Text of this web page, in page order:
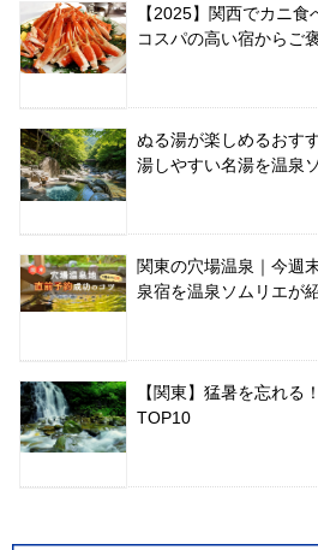
【2025】関西でカニ食
コスパの高い宿からご
ぬる湯が楽しめるおす
湯しやすい名湯を温泉
関東の穴場温泉｜今週
泉宿を温泉ソムリエが
【関東】猛暑を忘れる
TOP10